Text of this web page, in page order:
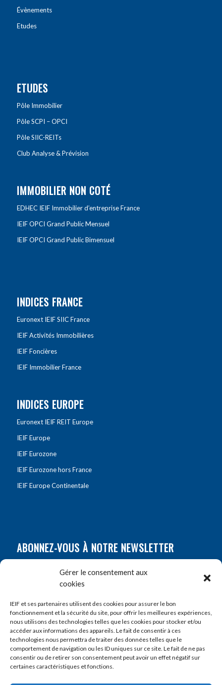
Gérer le consentement aux
cookies
IEIF et ses partenaires utilisent des cookies pour assurer le bon
fonctionnement et la sécurité du site, pour offrir les meilleures expériences,
nous utilisons des technologies telles que les cookies pour stocker et/ou
accéder aux informations des appareils. Le fait de consentir à ces
technologies nous permettra de traiter des données telles que le
comportement de navigation ou les ID uniques sur ce site. Le fait de ne pas
consentir ou de retirer son consentement peut avoir un effet négatif sur
certaines caractéristiques et fonctions.
Évènements
Etudes
ETUDES
Pôle Immobilier
Pôle SCPI – OPCI
Pôle SIIC-REITs
Club Analyse & Prévision
IMMOBILIER NON COTÉ
EDHEC IEIF Immobilier d’entreprise France
IEIF OPCI Grand Public Mensuel
IEIF OPCI Grand Public Bimensuel
INDICES FRANCE
Euronext IEIF SIIC France
IEIF Activités Immobilières
IEIF Foncières
IEIF Immobilier France
INDICES EUROPE
Euronext IEIF REIT Europe
IEIF Europe
IEIF Eurozone
IEIF Eurozone hors France
IEIF Europe Continentale
ABONNEZ-VOUS À NOTRE NEWSLETTER
Prénom*
E-mail*